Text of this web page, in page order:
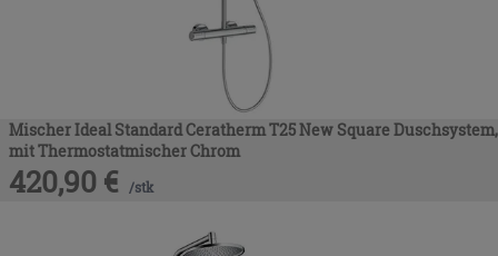
Mischer Ideal Standard Ceratherm T25 New Square Duschsystem,
mit Thermostatmischer Chrom
420,90 € /stk